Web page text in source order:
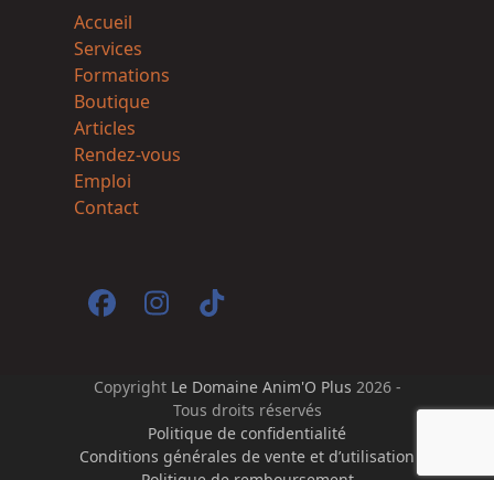
Accueil
Services
Formations
Boutique
Articles
Rendez-vous
Emploi
Contact
Facebook
Instagram
Tiktok
Copyright Le Domaine Anim'O Plus 2026 -
Tous droits réservés
Politique de confidentialité
Conditions générales de vente et d’utilisation